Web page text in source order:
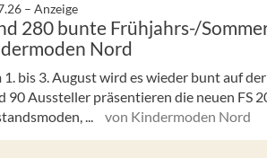
– Anzeige
280 bunte Frühjahrs-/
Nord
1. bis 3. August wird es wieder bunt auf
90 Aussteller präsentieren die neuen FS
...
von Kindermoden Nord